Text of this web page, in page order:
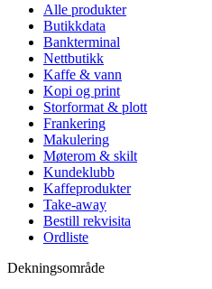
Alle produkter
Butikkdata
Bankterminal
Nettbutikk
Kaffe & vann
Kopi og print
Storformat & plott
Frankering
Makulering
Møterom & skilt
Kundeklubb
Kaffeprodukter
Take-away
Bestill rekvisita
Ordliste
Dekningsområde